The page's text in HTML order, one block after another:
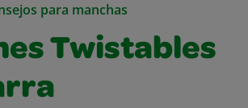
para manchas
Twistables